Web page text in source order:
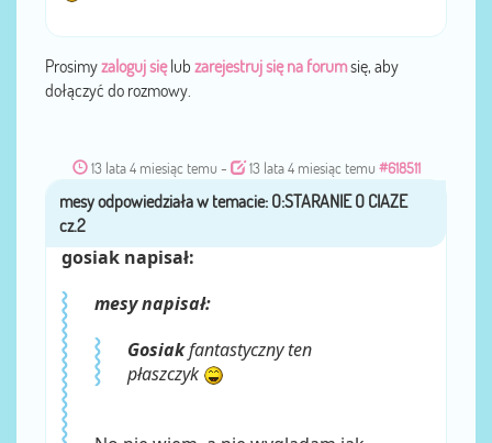
Prosimyzaloguj sięlub zarejestruj się na forumsię, aby
dołączyć do rozmowy.
13 lata 4 miesiąc temu - 13 lata 4 miesiąc temu #618511
przezmesy
gosiak napisał:
mesy napisał:
Gosiakfantastyczny ten
płaszczyk